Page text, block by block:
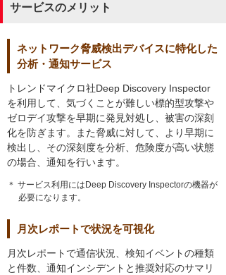
サービスのメリット
ネットワーク脅威検出デバイスに特化した
分析・通知サービス
トレンドマイクロ社Deep Discovery Inspector
を利用して、気づくことが難しい標的型攻撃や
ゼロデイ攻撃を早期に発見対処し、被害の深刻
化を防ぎます。また脅威に対して、より早期に
検出し、その深刻度を分析、危険度が高い状態
の場合、通知を行います。
＊ サービス利用にはDeep Discovery Inspectorの機器が
必要になります。
月次レポートで状況を可視化
月次レポートで通信状況、検知イベントの種類
と件数、通知インシデントと推奨対応のサマリ